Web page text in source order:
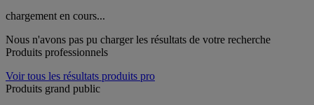
chargement en cours...
Nous n'avons pas pu charger les résultats de votre recherche
Produits professionnels
Voir tous les résultats produits pro
Produits grand public